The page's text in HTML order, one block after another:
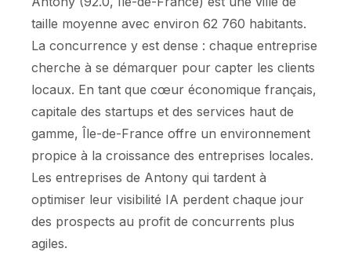
taille moyenne avec environ 62 760 habitants.
La concurrence y est dense : chaque entreprise
cherche à se démarquer pour capter les clients
locaux. En tant que cœur économique français,
capitale des startups et des services haut de
gamme, Île-de-France offre un environnement
propice à la croissance des entreprises locales.
Les entreprises de Antony qui tardent à
optimiser leur visibilité IA perdent chaque jour
des prospects au profit de concurrents plus
agiles.